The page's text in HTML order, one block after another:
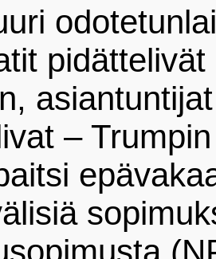
pidättelivät
asiantuntijat
–